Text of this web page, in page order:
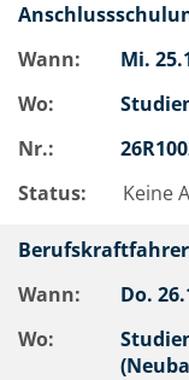
Wann:
Mi.
Wo:
Nr.:
Status:
Keine
Wann:
Do.
Wo: